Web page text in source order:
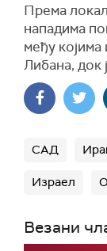
Према
нападима
међу којима
Либана, док
САД
Израел
Везани